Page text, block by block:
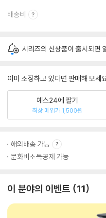
배송비
시리즈의 신상품이 출시되면
이미 소장하고 있다면 판매해 보세
예스24에 팔기
최상 매입가 1,500원
해외배송 가능
문화비소득공제 가능
이 분야의 이벤트 11